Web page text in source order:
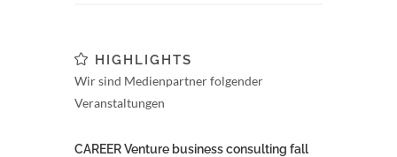
HIGHLIGHTS
Wir sind Medienpartner folgender
Veranstaltungen
CAREER Venture business consulting fall